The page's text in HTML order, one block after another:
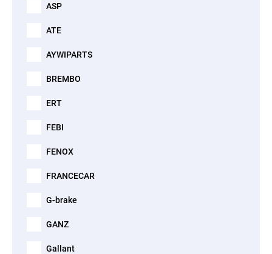
ASP
ATE
AYWIPARTS
BREMBO
ERT
FEBI
FENOX
FRANCECAR
G-brake
GANZ
Gallant